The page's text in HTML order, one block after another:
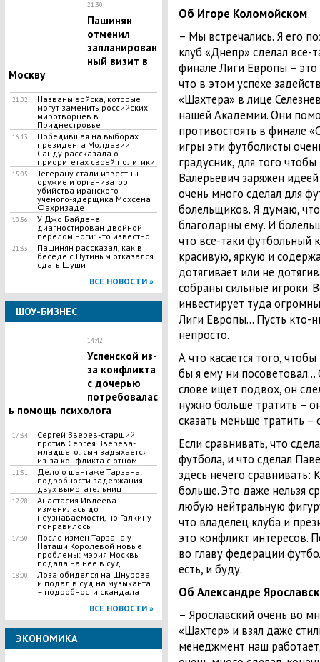
21:30
​Пашинян
отменил
запланирован
ный визит в
Москву
21:02
​Названы войска, которые
могут заменить российских
миротворцев в
Приднестровье
16:13
Победившая на выборах
президента Молдавии
Санду рассказала о
приоритетах своей политики
15:05
Тегерану стали известны
оружие и организатор
убийства иранского
ученого-ядерщика Мохсена
Фахризаде
10:56
​У Джо Байдена
диагностирован двойной
перелом ноги: что известно
21:33
Пашинян рассказал, как в
беседе с Путиным отказался
сдать Шуши
ВСЕ НОВОСТИ »
ШОУ-БИЗНЕС
14:42
Успенской из-
за конфликта
с дочерью
потребовалас
ь помощь психолога
17:34
Сергей Зверев-старший
против Сергея Зверева-
младшего: сын задыхается
из-за конфликта с отцом
11:31
​Дело о шантаже Тарзана:
подробности задержания
двух вымогательниц
12:28
Анастасия Ивлеева
изменилась до
неузнаваемости, но Галкину
понравилось
17:30
После измен Тарзана у
Наташи Королевой новые
проблемы: мэрия Москвы
подала на нее в суд
18:00
​Лоза обиделся на Шнурова
и подал в суд на музыканта
– подробности скандала
ВСЕ НОВОСТИ »
ЭКОНОМИКА
Об Игоре Коломойском
– Мы встречались. Я его
клуб «Днепр» сделал
финале Лиги Европы –
что в этом успехе
«Шахтера» в лице
нашей Академии. Они
противостоять в финале
игры эти футболисты
градусник, для того
Валерьевич заряжен
очень много сделал для
болельщиков. Я думаю,
благодарны ему. И
что все-таки футбольный
красивую, яркую и
дотягивает или не
собраны сильные игроки.
инвестирует туда
Лиги Европы… Пусть кто-
непросто.
А что касается того,
бы я ему ни
слове ищет подвох, он
нужно больше тратить –
сказать меньше тратить
Если сравнивать, что
футбола, и что сделал
здесь нечего
больше. Это даже нельзя
любую нейтральную
что владелец клуба и
это конфликт интересов.
во главу федерации
есть, и буду.
Об Александре
– Ярославский очень во
«Шахтер» и взял даже
менеджмент наш